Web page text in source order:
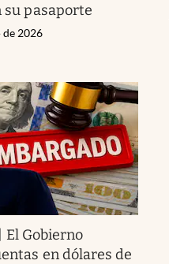
su pasaporte
de 2026
El Gobierno
en dólares de